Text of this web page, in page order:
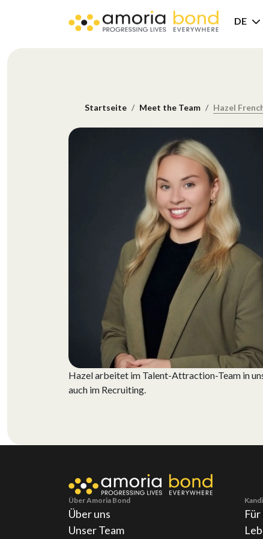
DE
Startseite Meet the Team Hazel
Hazel arbeitet im Talent-Attraction-Team in
auch im Recruiting.
Über Amoria Bond
Über uns
Unser Team